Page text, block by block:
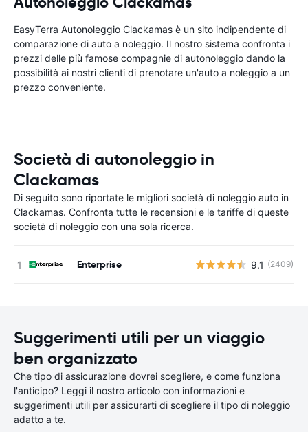
EasyTerra Autonoleggio Clackamas è un sito indipendente di
comparazione di auto a noleggio. Il nostro sistema confronta i
prezzi delle più famose compagnie di autonoleggio dando la
possibilità ai nostri clienti di prenotare un'auto a noleggio a un
prezzo conveniente.
Società di autonoleggio in
Clackamas
Di seguito sono riportate le migliori società di noleggio auto in
Clackamas. Confronta tutte le recensioni e le tariffe di queste
società di noleggio con una sola ricerca.
Enterprise 9.1 (2409)
Suggerimenti utili per un viaggio
ben organizzato
Che tipo di assicurazione dovrei scegliere, e come funziona
l'anticipo? Leggi il nostro articolo con informazioni e
suggerimenti utili per assicurarti di scegliere il tipo di noleggio
adatto a te.